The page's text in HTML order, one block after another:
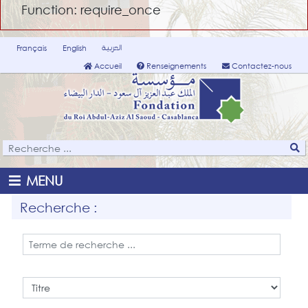
Function: require_once
Français English
العربية
Accueil
Renseignements Contactez-nous
MENU
Recherche :